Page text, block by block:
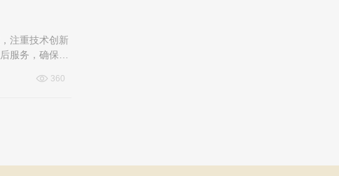
注重技术创新
服务，确保客
360